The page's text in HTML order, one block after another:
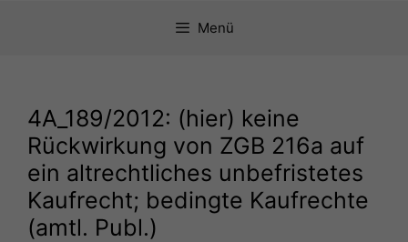
Menü
4A_189/2012: (hier) keine
Rückwirkung von ZGB 216a auf
ein altrechtliches unbefristetes
Kaufrecht; bedingte Kaufrechte
(amtl. Publ.)